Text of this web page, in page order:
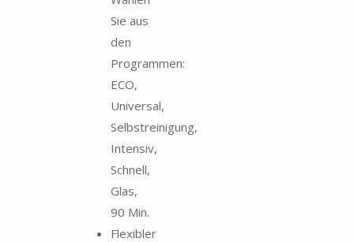
Sie aus
den
Programmen:
ECO,
Universal,
Selbstreinigung,
Intensiv,
Schnell,
Glas,
90 Min.
Flexibler